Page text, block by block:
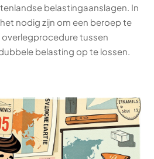
belastingaanslagen. In
nodig zijn om een beroep te
tussen
belasting op te lossen.